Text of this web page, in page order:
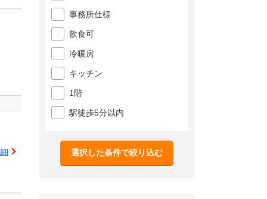
事務所仕様
飲食可
冷暖房
キッチン
1階
駅徒歩5分以内
選択した条件で絞り込む